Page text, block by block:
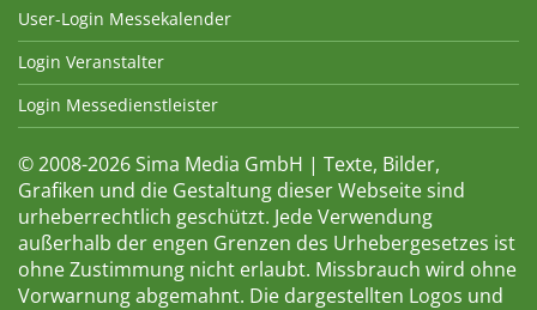
User-Login Messekalender
Login Veranstalter
Login Messedienstleister
© 2008-2026 Sima Media GmbH | Texte, Bilder,
Grafiken und die Gestaltung dieser Webseite sind
urheberrechtlich geschützt. Jede Verwendung
außerhalb der engen Grenzen des Urhebergesetzes ist
ohne Zustimmung nicht erlaubt. Missbrauch wird ohne
Vorwarnung abgemahnt. Die dargestellten Logos und